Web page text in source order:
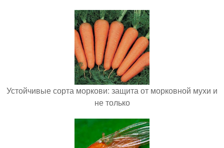
Устойчивые сорта моркови: защита от морковной мухи и
не только